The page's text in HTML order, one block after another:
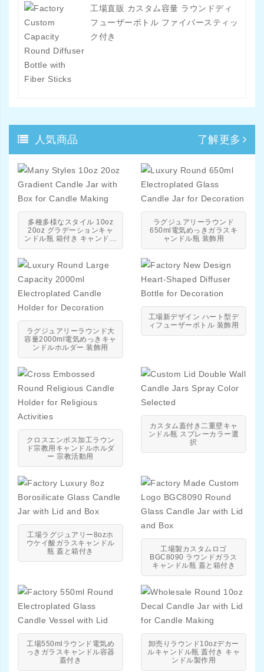
工場直販 カスタム容量 ラウンドディ
フューザーボトル ファイバースティッ
ク付き
人気商品 了解更多 製
多種多様なスタイル 10oz
20oz グラデーションキャ
ンドル瓶 箱付き キャンドル
ラグジュアリーラウンド
650ml電気めっきガラスキ
ャンドル瓶 装飾用
ラグジュアリーラウンド大
容量2000ml電気めっきキャ
ンドルホルダー 装飾用
工場新デザイン ハート型デ
ィフューザーボトル 装飾用
クロスエンボス加工ラウン
ド宗教用キャンドルホルダ
ー 宗教活動用
カスタム蓋付き二重壁キャ
ンドル瓶 スプレーカラー選
択
工場ラグジュアリー8ozホ
ウケイ酸ガラスキャンドル
瓶 蓋と箱付き
工場製カスタムロゴ
BGC8090 ラウンドガラス
キャンドル瓶 蓋と箱付き
工場550mlラウンド電気め
っきガラスキャンドル容器
蓋付き
卸売りラウンド10ozデカー
ルキャンドル瓶 蓋付き キャ
ンドル製作用